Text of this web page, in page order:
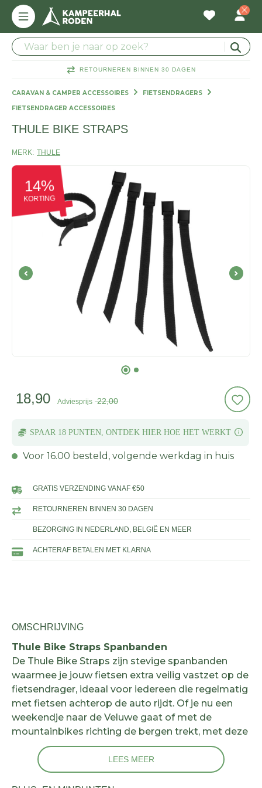
RETOURNEREN BINNEN 30 DAGEN
CARAVAN & CAMPER ACCESSOIRES
FIETSENDRAGERS
FIETSENDRAGER ACCESSOIRES
THULE BIKE STRAPS
MERK: THULE
14%
KORTING
18,90 Adviesprijs 22,00
SPAAR 18 PUNTEN, ONTDEK HIER HOE HET WERKT
Voor 16.00 besteld, volgende werkdag in huis
GRATIS VERZENDING VANAF €50
RETOURNEREN BINNEN 30 DAGEN
BEZORGING IN NEDERLAND, BELGIË EN MEER
ACHTERAF BETALEN MET KLARNA
OMSCHRIJVING
Thule Bike Straps Spanbanden
De Thule Bike Straps zijn stevige spanbanden
waarmee je jouw fietsen extra veilig vastzet op de
fietsendrager, ideaal voor iedereen die regelmatig
met fietsen achterop de auto rijdt. Of je nu een
weekendje naar de Veluwe gaat of met de
mountainbikes richting de bergen trekt, met deze
set vanThulezitten je fietsen muurvast. Even
omdoen, aantrekken, klaar. Zo rijd je met een
gerust gevoel elke kilometer.
LEES MEER